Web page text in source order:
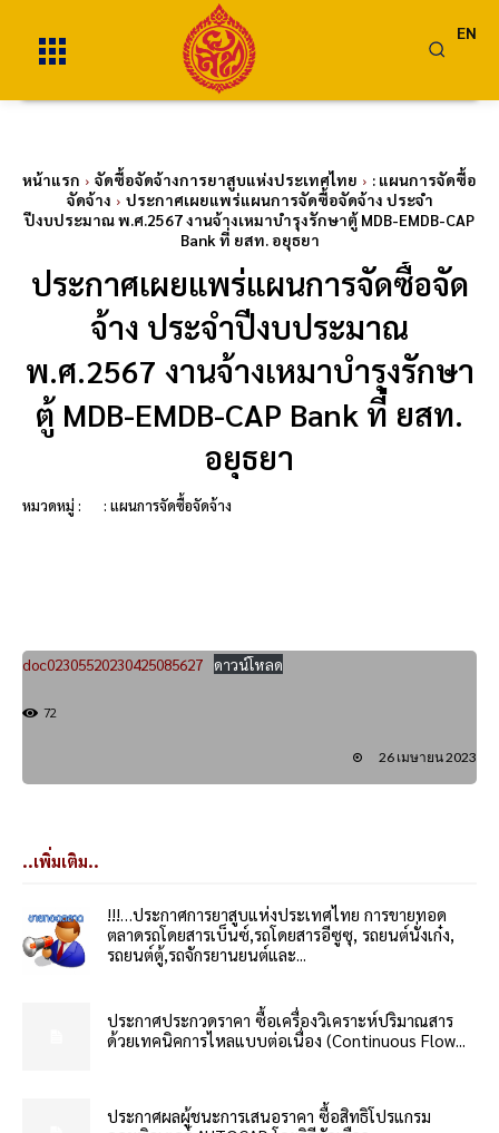
EN
หน้าแรก จัดซื้อจัดจ้างการยาสูบแห่งประเทศไทย
: แผนการจัดซื้อ
จัดจ้าง
ประกาศเผยแพร่แผนการจัดซื้อจัดจ้าง ประจำ
ปีงบประมาณ พ.ศ.2567 งานจ้างเหมาบำรุงรักษาตู้ MDB-EMDB-CAP
Bank ที่ ยสท. อยุธยา
ประกาศเผยแพร่แผนการจัดซื้อจัด
จ้าง ประจำปีงบประมาณ
พ.ศ.2567 งานจ้างเหมาบำรุงรักษา
ตู้ MDB-EMDB-CAP Bank ที่ ยสท.
อยุธยา
หมวดหมู่ : : แผนการจัดซื้อจัดจ้าง
doc02305520230425085627 ดาวน์โหลด
72
26 เมษายน 2023
..เพิ่มเติม..
!!!…ประกาศการยาสูบแห่งประเทศไทย การขายทอด
ตลาดรถโดยสารเบ็นซ์,รถโดยสารอีซูซุ, รถยนต์นั่งเก๋ง,
รถยนต์ตู้,รถจักรยานยนต์และ...
ประกาศประกวดราคา ซื้อเครื่องวิเคราะห์ปริมาณสาร
ด้วยเทคนิคการไหลแบบต่อเนื่อง (Continuous Flow...
ประกาศผลผู้ชนะการเสนอราคา ซื้อสิทธิโปรแกรม